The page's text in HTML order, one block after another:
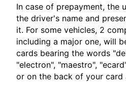
In case of prepayment, the
the driver's name and
it. For some vehicles, 2
including a major one, will
cards bearing the words
"electron", "maestro",
or on the back of your card